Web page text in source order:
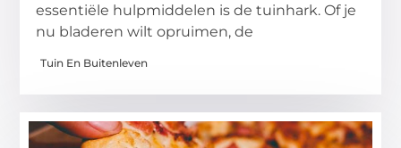
essentiële hulpmiddelen is de tuinhark. Of je
nu bladeren wilt opruimen, de
Tuin En Buitenleven